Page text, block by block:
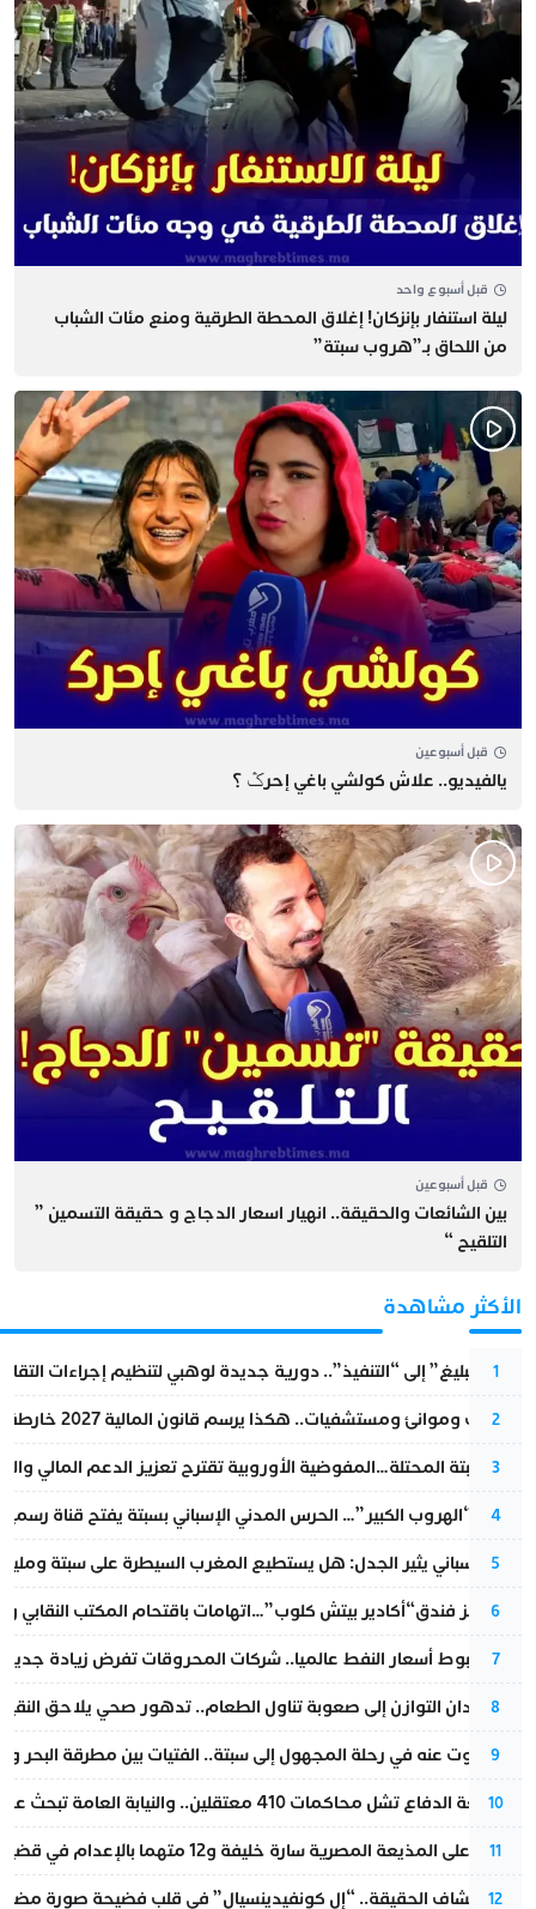
قبل أسبوع واحد
​ليلة استنفار بإنزكان! إغلاق المحطة الطرقية ومنع مئات الشباب
من اللحاق بـ”هروب سبتة”
قبل أسبوعين
يالفيديو.. علاش كولشي باغي إحرݣ ؟
قبل أسبوعين
بين الشائعات والحقيقة.. انهيار اسعار الدجاج و حقيقة التسمين ”
التلقيح “
الأكثر مشاهدة
1
من “التبليغ” إلى “التنفيذ”.. دورية جديدة لوهبي لتنظيم إجراءات
2
قطارات وموانئ ومستشفيات.. هكذا يرسم قانون المالية 2027 خارطة المغرب المقبل
3
أزمة سبتة المحتلة…المفوضية الأوروبية تقترح تعزيز الدعم المالي
4
عملية “الهروب الكبير”… الحرس المدني الإسباني بسبتة يفتح قناة
5
تقرير إسباني يثير الجدل: هل يستطيع المغرب السيطرة على سبتة
6
أزمة تهز فندق“أكادير بيتش كلوب”…اتهامات باقتحام المكتب النقابي
7
رغم هبوط أسعار النفط عالميا.. شركات المحروقات تفرض زيادة
8
من فقدان التوازن إلى صعوبة تناول الطعام.. تدهور صحي يلاحق النقيب
9
المسكوت عنه في رحلة المجهول إلى سبتة.. الفتيات بين مطرقة البحر
10
مقاطعة الدفاع تشل محاكمات 410 معتقلين.. والنيابة العامة تبحث عن حل قانوني
11
الحكم على المذيعة المصرية سارة خليفة و12 متهما بالإعدام في قضية هزت بلاد الفراعنة
12
بعد انكشاف الحقيقة.. “إل كونفيدينسيال” في قلب فضيحة صورة